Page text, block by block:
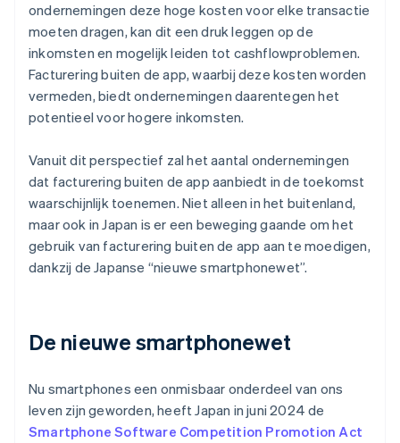
ondernemingen deze hoge kosten voor elke transactie
moeten dragen, kan dit een druk leggen op de
inkomsten en mogelijk leiden tot cashflowproblemen.
Facturering buiten de app, waarbij deze kosten worden
vermeden, biedt ondernemingen daarentegen het
potentieel voor hogere inkomsten.
Vanuit dit perspectief zal het aantal ondernemingen
dat facturering buiten de app aanbiedt in de toekomst
waarschijnlijk toenemen. Niet alleen in het buitenland,
maar ook in Japan is er een beweging gaande om het
gebruik van facturering buiten de app aan te moedigen,
dankzij de Japanse “nieuwe smartphonewet”.
De nieuwe smartphonewet
Nu smartphones een onmisbaar onderdeel van ons
leven zijn geworden, heeft Japan in juni 2024 de
Smartphone Software Competition Promotion Act